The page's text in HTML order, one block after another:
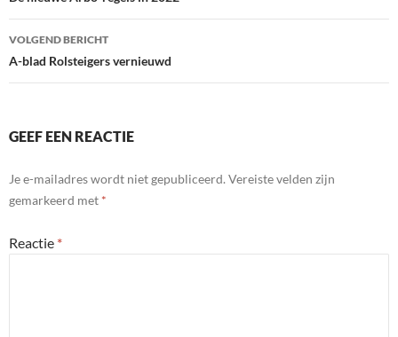
VOLGEND BERICHT
A-blad Rolsteigers vernieuwd
GEEF EEN REACTIE
Je e-mailadres wordt niet gepubliceerd. Vereiste velden zijn
gemarkeerd met *
Reactie *